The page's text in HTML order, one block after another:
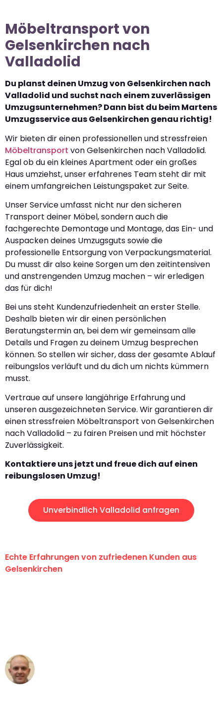
Möbeltransport von
Gelsenkirchen nach
Valladolid
Du planst deinen Umzug von Gelsenkirchen nach
Valladolid und suchst nach einem zuverlässigen
Umzugsunternehmen? Dann bist du beim Martens
Umzugsservice aus Gelsenkirchen genau richtig!
Wir bieten dir einen professionellen und stressfreien
Möbeltransport von Gelsenkirchen nach Valladolid.
Egal ob du ein kleines Apartment oder ein großes
Haus umziehst, unser erfahrenes Team steht dir mit
einem umfangreichen Leistungspaket zur Seite.
Unser Service umfasst nicht nur den sicheren
Transport deiner Möbel, sondern auch die
fachgerechte Demontage und Montage, das Ein- und
Auspacken deines Umzugsguts sowie die
professionelle Entsorgung von Verpackungsmaterial.
Du musst dir also keine Sorgen um den zeitintensiven
und anstrengenden Umzug machen – wir erledigen
das für dich!
Bei uns steht Kundenzufriedenheit an erster Stelle.
Deshalb bieten wir dir einen persönlichen
Beratungstermin an, bei dem wir gemeinsam alle
Details und Fragen zu deinem Umzug besprechen
können. So stellen wir sicher, dass der gesamte Ablauf
reibungslos verläuft und du dich um nichts kümmern
musst.
Vertraue auf unsere langjährige Erfahrung und
unseren ausgezeichneten Service. Wir garantieren dir
einen stressfreien Möbeltransport von Gelsenkirchen
nach Valladolid – zu fairen Preisen und mit höchster
Zuverlässigkeit.
Kontaktiere uns jetzt und freue dich auf einen
reibungslosen Umzug!
Unverbindlich Valladolid anfragen
Echte Erfahrungen von zufriedenen Kunden aus
Gelsenkirchen